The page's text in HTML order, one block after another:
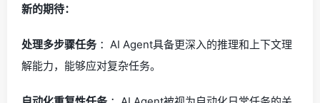
新的期待：
处理多步骤任务 ：AI Agent具备更深入的推理和上下文理
解能力，能够应对复杂任务。